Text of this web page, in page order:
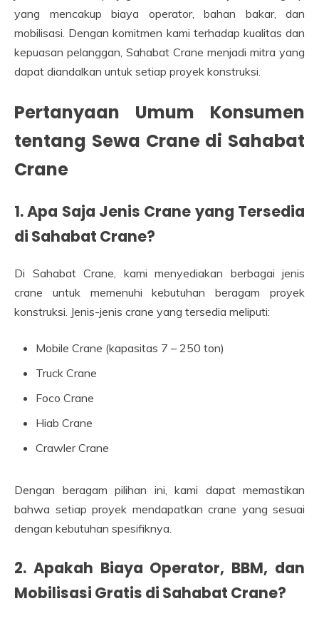
yang mencakup biaya operator, bahan bakar, dan
mobilisasi. Dengan komitmen kami terhadap kualitas dan
kepuasan pelanggan, Sahabat Crane menjadi mitra yang
dapat diandalkan untuk setiap proyek konstruksi.
Pertanyaan Umum Konsumen
tentang Sewa Crane di Sahabat
Crane
1. Apa Saja Jenis Crane yang Tersedia
di Sahabat Crane?
Di Sahabat Crane, kami menyediakan berbagai jenis
crane untuk memenuhi kebutuhan beragam proyek
konstruksi. Jenis-jenis crane yang tersedia meliputi:
Mobile Crane (kapasitas 7 – 250 ton)
Truck Crane
Foco Crane
Hiab Crane
Crawler Crane
Dengan beragam pilihan ini, kami dapat memastikan
bahwa setiap proyek mendapatkan crane yang sesuai
dengan kebutuhan spesifiknya.
2. Apakah Biaya Operator, BBM, dan
Mobilisasi Gratis di Sahabat Crane?